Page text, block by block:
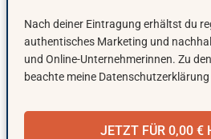
Nach deiner Eintragung erhältst du
authentisches Marketing und
und Online-Unternehmerinnen. Zu
beachte meine Datenschutzerklärung
JETZT FÜR 0,00 €